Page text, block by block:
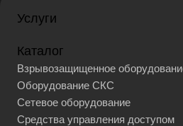
Услуги
Каталог
Взрывозащищенное
Оборудование СКС
Сетевое оборудование
Средства управления доступом